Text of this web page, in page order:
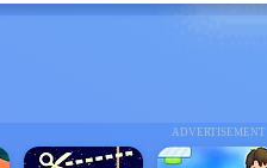
ADVERTISEMENT